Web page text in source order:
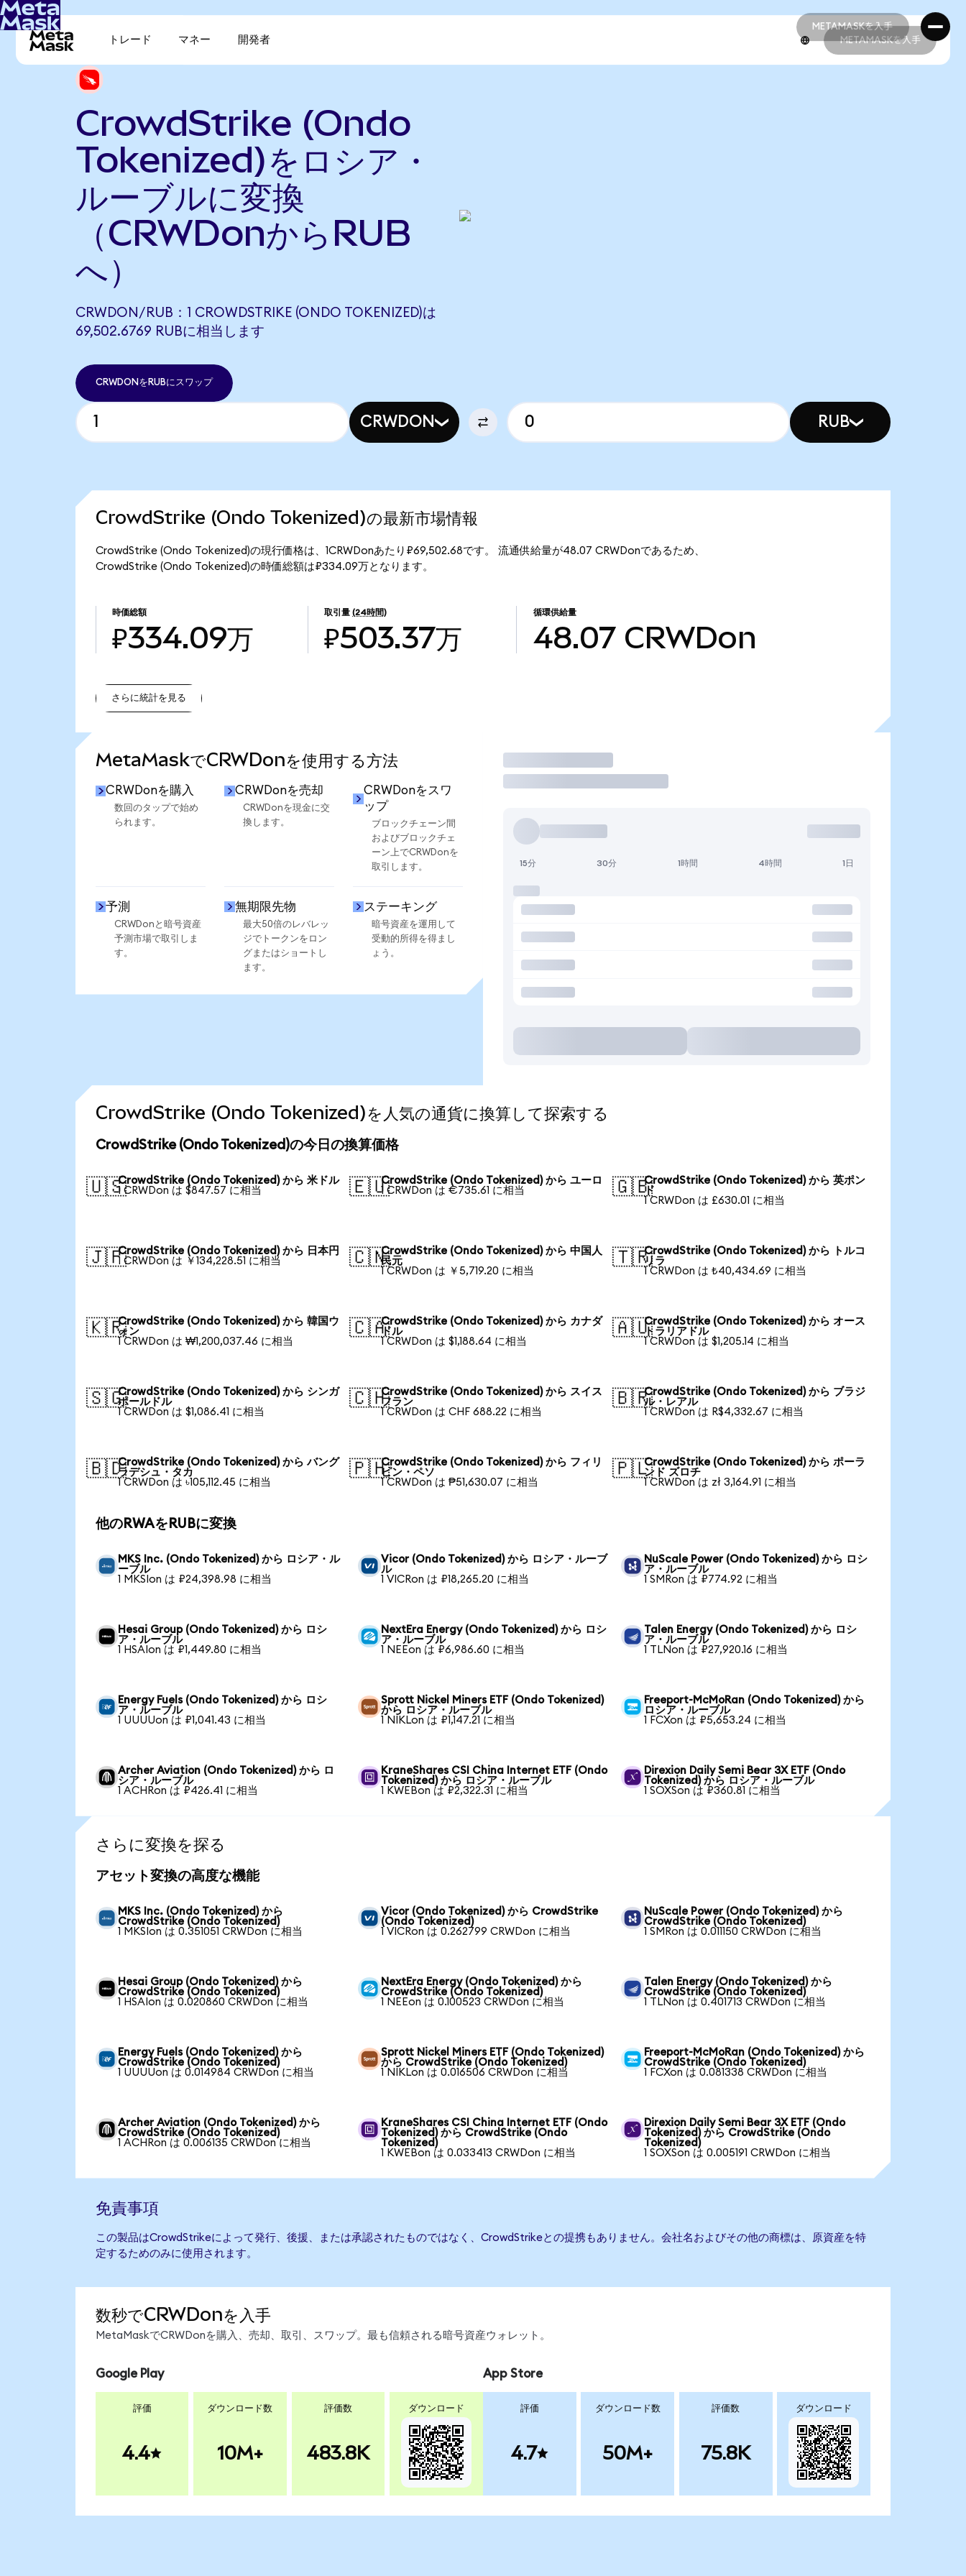
METAMASKを入手
METAMASKを入手
トレード マネー 開発者 METAMASKを入手
CrowdStrike (Ondo
Tokenized)をロシア・
ルーブルに変換
（CRWDonからRUB
へ）
CRWDON/RUB：1 CROWDSTRIKE (ONDO TOKENIZED)は
69,502.6769 RUBに相当します
CRWDONをRUBにスワップ
CRWDON RUB
CrowdStrike (Ondo Tokenized)の最新市場情報
CrowdStrike (Ondo Tokenized)の現行価格は、1CRWDonあたり₽69,502.68です。 流通供給量が48.07 CRWDonであるため、
CrowdStrike (Ondo Tokenized)の時価総額は₽334.09万となります。
時価総額
₽334.09万
取引量 (24時間)
₽503.37万
循環供給量
48.07 CRWDon
さらに統計を見る
MetaMaskでCRWDonを使用する方法
CRWDonを購入
数回のタップで始め
られます。
CRWDonを売却
CRWDonを現金に交
換します。
CRWDonをスワ
ップ
ブロックチェーン間
およびブロックチェ
ーン上でCRWDonを
取引します。
予測
CRWDonと暗号資産
予測市場で取引しま
す。
無期限先物
最大50倍のレバレッ
ジでトークンをロン
グまたはショートし
ます。
ステーキング
暗号資産を運用して
受動的所得を得まし
ょう。
取引
15分 30分 1時間 4時間 1日
CrowdStrike (Ondo Tokenized)を人気の通貨に換算して探索する
CrowdStrike (Ondo Tokenized)の今日の換算価格
🇺🇸CrowdStrike (Ondo Tokenized) から 米ドル
1 CRWDon は $847.57 に相当
🇪🇺CrowdStrike (Ondo Tokenized) から ユーロ
1 CRWDon は €735.61 に相当
🇬🇧CrowdStrike (Ondo Tokenized) から 英ポン
ド
1 CRWDon は £630.01 に相当
🇯🇵CrowdStrike (Ondo Tokenized) から 日本円
1 CRWDon は ￥134,228.51 に相当
🇨🇳CrowdStrike (Ondo Tokenized) から 中国人
民元
1 CRWDon は ￥5,719.20 に相当
🇹🇷CrowdStrike (Ondo Tokenized) から トルコ
リラ
1 CRWDon は ₺40,434.69 に相当
🇰🇷CrowdStrike (Ondo Tokenized) から 韓国ウ
ォン
1 CRWDon は ₩1,200,037.46 に相当
🇨🇦CrowdStrike (Ondo Tokenized) から カナダ
ドル
1 CRWDon は $1,188.64 に相当
🇦🇺CrowdStrike (Ondo Tokenized) から オース
トラリアドル
1 CRWDon は $1,205.14 に相当
🇸🇬CrowdStrike (Ondo Tokenized) から シンガ
ポールドル
1 CRWDon は $1,086.41 に相当
🇨🇭CrowdStrike (Ondo Tokenized) から スイス
フラン
1 CRWDon は CHF 688.22 に相当
🇧🇷CrowdStrike (Ondo Tokenized) から ブラジ
ル・レアル
1 CRWDon は R$4,332.67 に相当
🇧🇩CrowdStrike (Ondo Tokenized) から バング
ラデシュ・タカ
1 CRWDon は ৳105,112.45 に相当
🇵🇭CrowdStrike (Ondo Tokenized) から フィリ
ピン・ペソ
1 CRWDon は ₱51,630.07 に相当
🇵🇱CrowdStrike (Ondo Tokenized) から ポーラ
ンド ズロチ
1 CRWDon は zł 3,164.91 に相当
他のRWAをRUBに変換
MKS Inc. (Ondo Tokenized) から ロシア・ル
ーブル
1 MKSIon は ₽24,398.98 に相当
Vicor (Ondo Tokenized) から ロシア・ルーブ
ル
1 VICRon は ₽18,265.20 に相当
NuScale Power (Ondo Tokenized) から ロシ
ア・ルーブル
1 SMRon は ₽774.92 に相当
Hesai Group (Ondo Tokenized) から ロシ
ア・ルーブル
1 HSAIon は ₽1,449.80 に相当
NextEra Energy (Ondo Tokenized) から ロシ
ア・ルーブル
1 NEEon は ₽6,986.60 に相当
Talen Energy (Ondo Tokenized) から ロシ
ア・ルーブル
1 TLNon は ₽27,920.16 に相当
Energy Fuels (Ondo Tokenized) から ロシ
ア・ルーブル
1 UUUUon は ₽1,041.43 に相当
Sprott Nickel Miners ETF (Ondo Tokenized)
から ロシア・ルーブル
1 NIKLon は ₽1,147.21 に相当
Freeport-McMoRan (Ondo Tokenized) から
ロシア・ルーブル
1 FCXon は ₽5,653.24 に相当
Archer Aviation (Ondo Tokenized) から ロ
シア・ルーブル
1 ACHRon は ₽426.41 に相当
KraneShares CSI China Internet ETF (Ondo
Tokenized) から ロシア・ルーブル
1 KWEBon は ₽2,322.31 に相当
Direxion Daily Semi Bear 3X ETF (Ondo
Tokenized) から ロシア・ルーブル
1 SOXSon は ₽360.81 に相当
さらに変換を探る
アセット変換の高度な機能
MKS Inc. (Ondo Tokenized) から
CrowdStrike (Ondo Tokenized)
1 MKSIon は 0.351051 CRWDon に相当
Vicor (Ondo Tokenized) から CrowdStrike
(Ondo Tokenized)
1 VICRon は 0.262799 CRWDon に相当
NuScale Power (Ondo Tokenized) から
CrowdStrike (Ondo Tokenized)
1 SMRon は 0.011150 CRWDon に相当
Hesai Group (Ondo Tokenized) から
CrowdStrike (Ondo Tokenized)
1 HSAIon は 0.020860 CRWDon に相当
NextEra Energy (Ondo Tokenized) から
CrowdStrike (Ondo Tokenized)
1 NEEon は 0.100523 CRWDon に相当
Talen Energy (Ondo Tokenized) から
CrowdStrike (Ondo Tokenized)
1 TLNon は 0.401713 CRWDon に相当
Energy Fuels (Ondo Tokenized) から
CrowdStrike (Ondo Tokenized)
1 UUUUon は 0.014984 CRWDon に相当
Sprott Nickel Miners ETF (Ondo Tokenized)
から CrowdStrike (Ondo Tokenized)
1 NIKLon は 0.016506 CRWDon に相当
Freeport-McMoRan (Ondo Tokenized) から
CrowdStrike (Ondo Tokenized)
1 FCXon は 0.081338 CRWDon に相当
Archer Aviation (Ondo Tokenized) から
CrowdStrike (Ondo Tokenized)
1 ACHRon は 0.006135 CRWDon に相当
KraneShares CSI China Internet ETF (Ondo
Tokenized) から CrowdStrike (Ondo
Tokenized)
1 KWEBon は 0.033413 CRWDon に相当
Direxion Daily Semi Bear 3X ETF (Ondo
Tokenized) から CrowdStrike (Ondo
Tokenized)
1 SOXSon は 0.005191 CRWDon に相当
免責事項
この製品はCrowdStrikeによって発行、後援、または承認されたものではなく、CrowdStrikeとの提携もありません。会社名およびその他の商標は、原資産を特
定するためのみに使用されます。
数秒でCRWDonを入手
MetaMaskでCRWDonを購入、売却、取引、スワップ。最も信頼される暗号資産ウォレット。
Google Play
評価
4.4
ダウンロード数
10M+
評価数
483.8K
ダウンロード
App Store
評価
4.7
ダウンロード数
50M+
評価数
75.8K
ダウンロード